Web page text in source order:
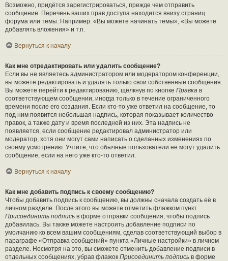
Возможно, придётся зарегистрироваться, прежде чем отправить
сообщение. Перечень ваших прав доступа находится внизу страниц
форума или темы. Например: «Вы можете начинать темы», «Вы можете
добавлять вложения» и т.п.
Вернуться к началу
Как мне отредактировать или удалить сообщение?
Если вы не являетесь администратором или модератором конференции,
вы можете редактировать и удалять только свои собственные сообщения.
Вы можете перейти к редактированию, щёлкнув по кнопке Правка в
соответствующем сообщении, иногда только в течение ограниченного
времени после его создания. Если кто-то уже ответил на сообщение, то
под ним появится небольшая надпись, которая показывает количество
правок, а также дату и время последней из них. Эта надпись не
появляется, если сообщение редактировал администратор или
модератор, хотя они могут сами написать о сделанных изменениях по
своему усмотрению. Учтите, что обычные пользователи не могут удалить
сообщение, если на него уже кто-то ответил.
Вернуться к началу
Как мне добавить подпись к своему сообщению?
Чтобы добавить подпись к сообщению, вы должны сначала создать её в
личном разделе. После этого вы можете отметить флажком пункт
Присоединить подпись в форме отправки сообщения, чтобы подпись
добавилась. Вы также можете настроить добавление подписи по
умолчанию ко всем вашим сообщениям, сделав соответствующий выбор в
параграфе «Отправка сообщений» пункта «Личные настройки» в личном
разделе. Несмотря на это, вы сможете отменить добавление подписи в
отдельных сообщениях, убрав флажок Присоединить подпись в форме